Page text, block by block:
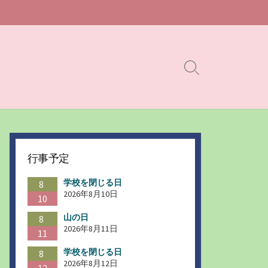
検
り
え
行事予定
8
10
学校を閉じる日
2026年8月10日
8
11
山の日
2026年8月11日
8
学校を閉じる日
2026年8月12日